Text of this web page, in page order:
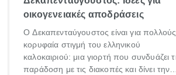
οικογενειακές αποδράσεις
Ο Δεκαπενταύγουστος είναι για
κορυφαία στιγμή του ελληνικού
καλοκαιριού: μια γιορτή που συνδυάζει
παράδοση με τις διακοπές και δίνει την